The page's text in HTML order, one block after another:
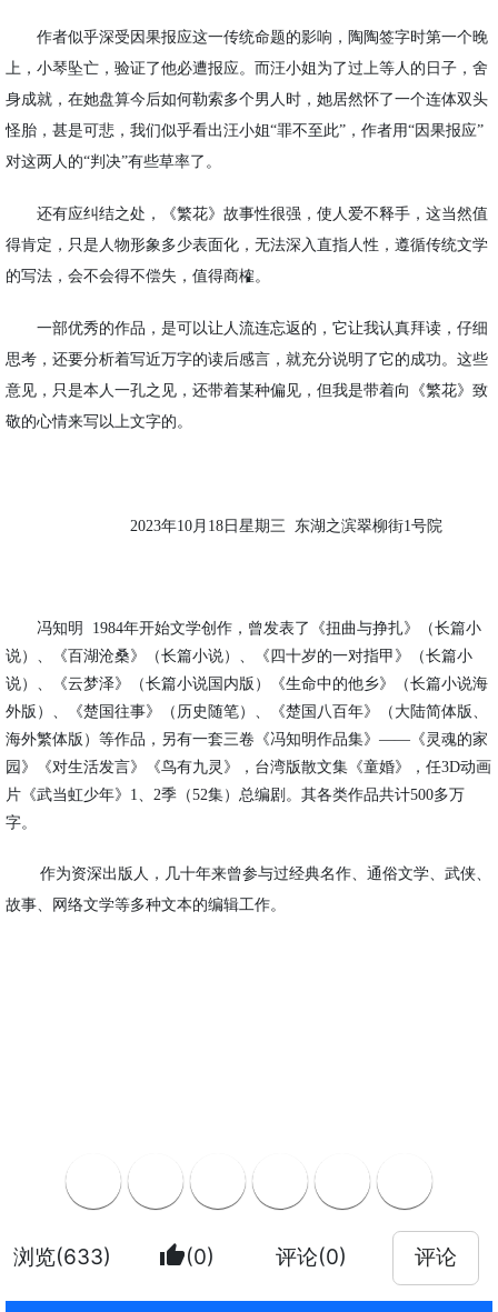
作者似乎深受因果报应这一传统命题的影响，陶陶签字时第一个晚
上，小琴坠亡，验证了他必遭报应。而汪小姐为了过上等人的日子，舍
身成就，在她盘算今后如何勒索多个男人时，她居然怀了一个连体双头
怪胎，甚是可悲，我们似乎看出汪小姐“罪不至此”，作者用“因果报应”
对这两人的“判决”有些草率了。
还有应纠结之处，《繁花》故事性很强，使人爱不释手，这当然值
得肯定，只是人物形象多少表面化，无法深入直指人性，遵循传统文学
的写法，会不会得不偿失，值得商榷。
一部优秀的作品，是可以让人流连忘返的，它让我认真拜读，仔细
思考，还要分析着写近万字的读后感言，就充分说明了它的成功。这些
意见，只是本人一孔之见，还带着某种偏见，但我是带着向《繁花》致
敬的心情来写以上文字的。
2023年10月18日星期三 东湖之滨翠柳街1号院
冯知明
1984年开始文学创作，曾发表了《扭曲与挣扎》（长篇小
说）、《百湖沧桑》（长篇小说）、《四十岁的一对指甲》（长篇小
说）、《云梦泽》（长篇小说国内版）《生命中的他乡》（长篇小说海
外版）、《楚国往事》（历史随笔）、《楚国八百年》（大陆简体版、
海外繁体版）等作品，另有一套三卷《冯知明作品集》——《灵魂的家
园》《对生活发言》《鸟有九灵》，台湾版散文集《童婚》，任3D动画
片《武当虹少年》1、2季（52集）总编剧。其各类作品共计500多万
字。
作为资深出版人，几十年来曾参与过经典名作、通俗文学、武侠、
故事、网络文学等多种文本的编辑工作。
浏览(633) thumb_up(0) 评论(0) 评论